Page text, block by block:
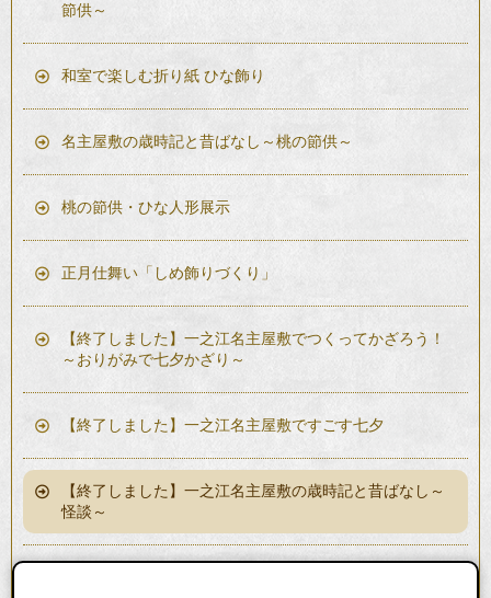
節供～
和室で楽しむ折り紙 ひな飾り
名主屋敷の歳時記と昔ばなし～桃の節供～
桃の節供・ひな人形展示
正月仕舞い「しめ飾りづくり」
【終了しました】一之江名主屋敷でつくってかざろう！
～おりがみで七夕かざり～
【終了しました】一之江名主屋敷ですごす七夕
【終了しました】一之江名主屋敷の歳時記と昔ばなし～
怪談～